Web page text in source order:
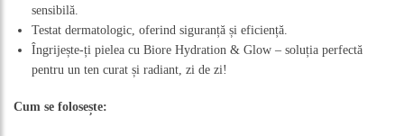
sensibilă.
Testat dermatologic, oferind siguranță și eficiență.
Îngrijește-ți pielea cu Biore Hydration & Glow – soluția perfectă
pentru un ten curat și radiant, zi de zi!
Cum se folosește: